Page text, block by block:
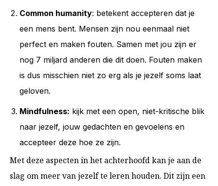
Common humanity: betekent accepteren dat je
een mens bent. Mensen zijn nou eenmaal niet
perfect en maken fouten. Samen met jou zijn er
nog 7 miljard anderen die dit doen. Fouten maken
is dus misschien niet zo erg als je jezelf soms laat
geloven.
Mindfulness: kijk met een open, niet-kritische blik
naar jezelf, jouw gedachten en gevoelens en
accepteer deze hoe ze zijn.
Met deze aspecten in het achterhoofd kan je aan de
slag om meer van jezelf te leren houden. Dit zijn een